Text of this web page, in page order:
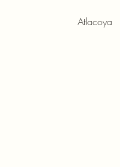
Atlacoya